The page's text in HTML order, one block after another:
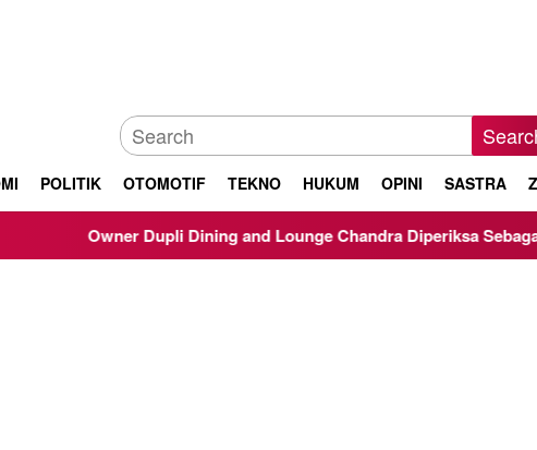
POLITIK OTOMOTIF TEKNO HUKUM OPINI SASTRA
Dupli Dining and Lounge Chandra Diperiksa Sebagai Saksi Kasus